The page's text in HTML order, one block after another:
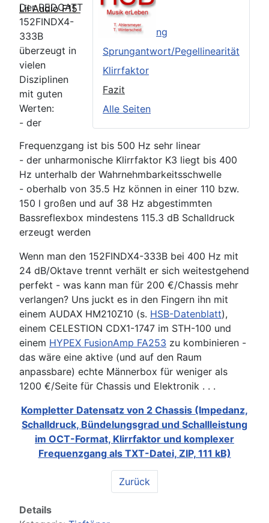
Lii Audio F15
TSP
Frequenzgang
Sprungantwort/Pegellinearität
Klirrfaktor
Fazit
Alle Seiten
Der REDCATT
152FINDX4-
333B
überzeugt in
vielen
Disziplinen
mit guten
Werten:
- der
Frequenzgang ist bis 500 Hz sehr linear
- der unharmonische Klirrfaktor K3 liegt bis 400
Hz unterhalb der Wahrnehmbarkeitsschwelle
- oberhalb von 35.5 Hz können in einer 110 bzw.
150 l großen und auf 38 Hz abgestimmten
Bassreflexbox mindestens 115.3 dB Schalldruck
erzeugt werden
Wenn man den 152FINDX4-333B bei 400 Hz mit
24 dB/Oktave trennt verhält er sich weitestgehend
perfekt - was kann man für 200 €/Chassis mehr
verlangen? Uns juckt es in den Fingern ihn mit
einem AUDAX HM210Z10 (s. HSB-Datenblatt),
einem CELESTION CDX1-1747 im STH-100 und
einem HYPEX FusionAmp FA253 zu kombinieren -
das wäre eine aktive (und auf den Raum
anpassbare) echte Männerbox für weniger als
1200 €/Seite für Chassis und Elektronik . . .
Kompletter Datensatz von 2 Chassis (Impedanz,
Schalldruck, Bündelungsgrad und Schallleistung
im OCT-Format, Klirrfaktor und komplexer
Frequenzgang als TXT-Datei, ZIP, 111 kB)
Zurück
Details